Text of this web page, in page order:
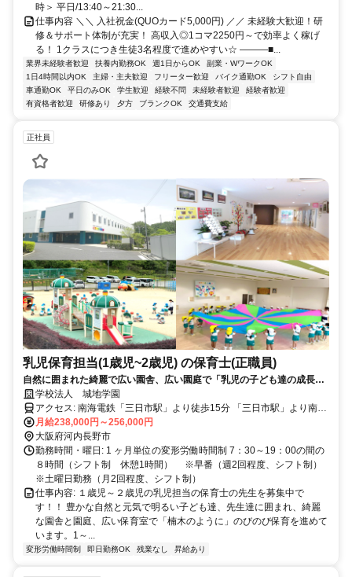
時＞ 平日/13:40～21:30...
仕事内容 ＼＼ 入社祝金(QUOカード5,000円) ／／ 未経験大歓迎！研
修＆サポート体制が充実！ 高収入◎1コマ2250円～で効率よく稼げ
る！ 1クラスにつき生徒3名程度で進めやすい☆ ―――■...
業界未経験者歓迎 扶養内勤務OK 週1日からOK
副業・WワークOK
1日4時間以内OK
主婦・主夫歓迎 フリーター歓迎 バイク通勤OK
シフト自由
車通勤OK
平日のみOK 学生歓迎 経験不問 未経験者歓迎
経験者歓迎
有資格者歓迎
研修あり 夕方 ブランクOK 交通費支給
正社員
乳児保育担当(1歳児~2歳児) の保育士(正職員)
自然に囲まれた綺麗で広い園舎、広い園庭で「乳児の子ども達の成長に
最適な保育環境」と「働きやすい職場環境」を目指しています♪ 年間休
日120日！完全週休2日制！残業原則ＮＧでプライベートも充実♪ 働きや
すく活気ある職場で是非一緒に働いてみませんか？
学校法人 城地学園
アクセス: 南海電鉄「三日市駅」より徒歩15分 「三日市駅」より南海
バス5分（清見台東口停車 すぐ横）
月給238,000円～256,000円
大阪府河内長野市
勤務時間・曜日: 1 ヶ月単位の変形労働時間制 7：30～19：00の間の
８時間（シフト制 休憩1時間） ※早番（週2回程度、シフト制）
※土曜日勤務（月2回程度、シフト制）
仕事内容: １歳児～２歳児の乳児担当の保育士の先生を募集中で
す！！ 豊かな自然と元気で明るい子ども達、先生達に囲まれ、綺麗
な園舎と園庭、広い保育室で「楠木のように」のびのび保育を進めて
います。1～...
変形労働時間制 即日勤務OK 残業なし 昇給あり